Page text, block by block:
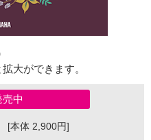
大ができます。
中
[本体 2,900円]